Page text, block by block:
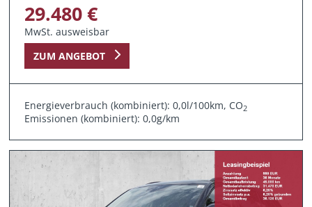
29.480 €
MwSt. ausweisbar
ZUM ANGEBOT
Energieverbrauch (kombiniert): 0,0l/100km, CO2
Emissionen (kombiniert): 0,0g/km